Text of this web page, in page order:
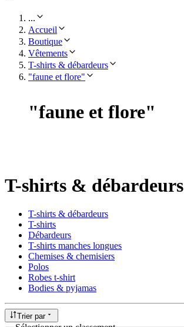
...
Accueil
Boutique
Vêtements
T-shirts & débardeurs
"faune et flore"
"faune et flore"
T-shirts & débardeurs
T-shirts & débardeurs
T-shirts
Débardeurs
T-shirts manches longues
Chemises & chemisiers
Polos
Robes t-shirt
Bodies & pyjamas
Trier par